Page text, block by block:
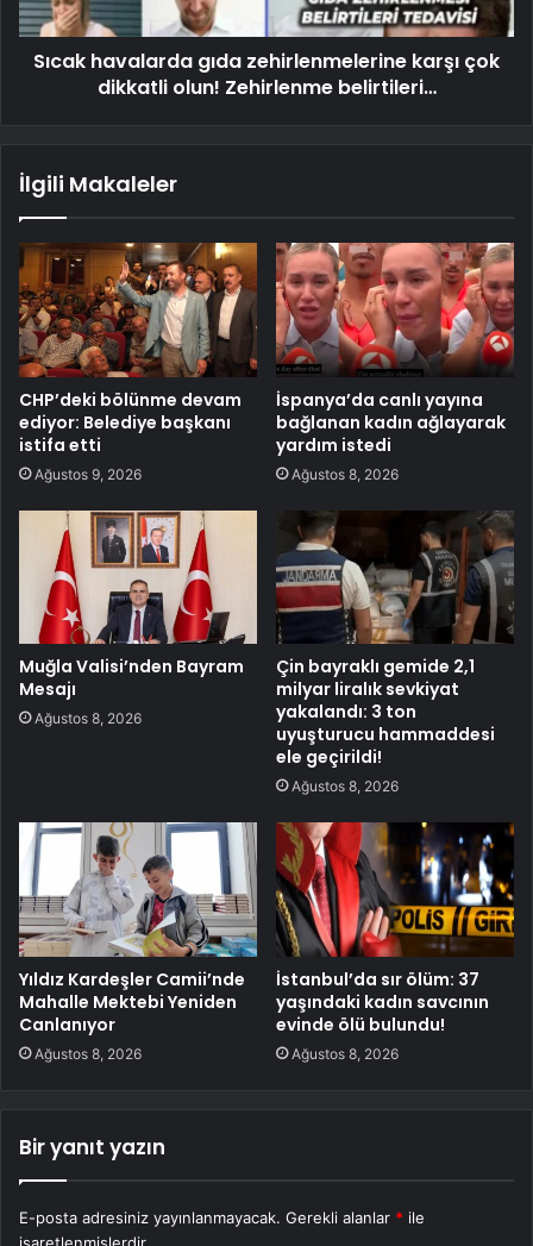
Sıcak havalarda gıda zehirlenmelerine karşı çok
dikkatli olun! Zehirlenme belirtileri…
İlgili Makaleler
CHP’deki bölünme devam
ediyor: Belediye başkanı
istifa etti
Ağustos 9, 2026
İspanya’da canlı yayına
bağlanan kadın ağlayarak
yardım istedi
Ağustos 8, 2026
Muğla Valisi’nden Bayram
Mesajı
Ağustos 8, 2026
Çin bayraklı gemide 2,1
milyar liralık sevkiyat
yakalandı: 3 ton
uyuşturucu hammaddesi
ele geçirildi!
Ağustos 8, 2026
Yıldız Kardeşler Camii’nde
Mahalle Mektebi Yeniden
Canlanıyor
Ağustos 8, 2026
İstanbul’da sır ölüm: 37
yaşındaki kadın savcının
evinde ölü bulundu!
Ağustos 8, 2026
Bir yanıt yazın
E-posta adresiniz yayınlanmayacak. Gerekli alanlar * ile